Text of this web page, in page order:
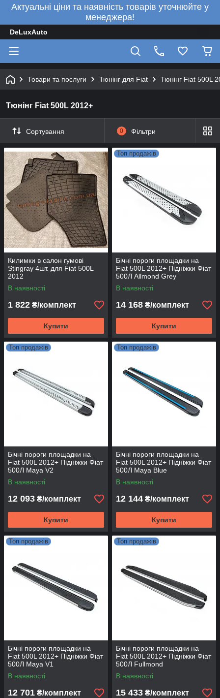
Актуальні ціни та наявність товарів уточнюйте у
менеджера!
DeLuxAuto
Товари та послуги Тюнінг для Fiat Тюнінг Fiat 500L
Тюнінг Fiat 500L 2012+
Сортування 0 Фільтри
Килимки в салон гумові
Stingray 4шт. для Fiat 500L
2012
В наявності
1 822 ₴/комплект
Купити
Топ продажів
Бічні пороги площадки на
Fiat 500L 2012+ Підніжки Фіат
500Л Allmond Grey
В наявності
14 168 ₴/комплект
Купити
Топ продажів
Бічні пороги площадки на
Fiat 500L 2012+ Підніжки Фіат
500Л Maya V2
В наявності
12 093 ₴/комплект
Купити
Топ продажів
Бічні пороги площадки на
Fiat 500L 2012+ Підніжки Фіат
500Л Maya Blue
В наявності
12 144 ₴/комплект
Купити
Топ продажів
Бічні пороги площадки на
Fiat 500L 2012+ Підніжки Фіат
500Л Maya V1
В наявності
12 701 ₴/комплект
Топ продажів
Бічні пороги площадки на
Fiat 500L 2012+ Підніжки Фіат
500Л Fullmond
В наявності
15 433 ₴/комплект